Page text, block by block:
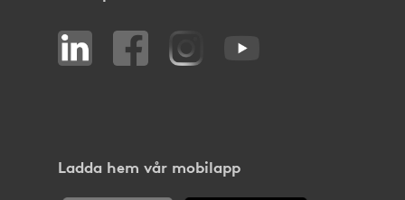
Ladda hem vår mobilapp